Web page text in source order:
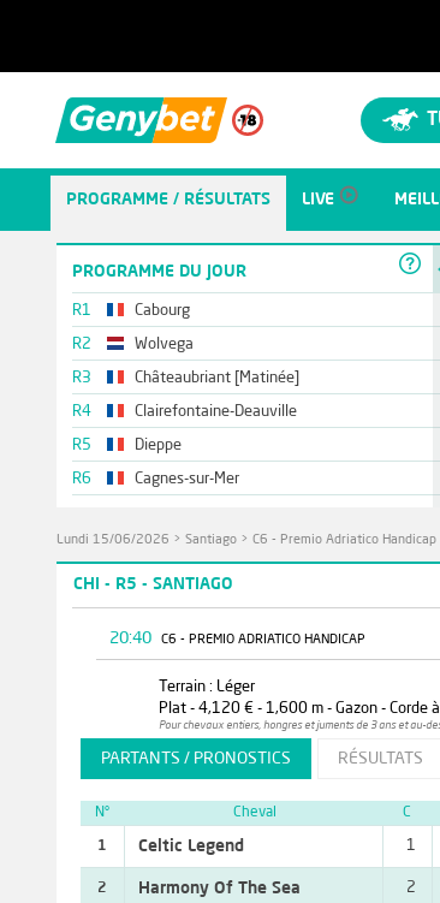
PROGRAMME / RÉSULTATS LIVE
PROGRAMME DU JOUR
R1 Cabourg
R2 Wolvega
R3 Châteaubriant [Matinée]
R4 Clairefontaine-Deauville
R5 Dieppe
R6 Cagnes-sur-Mer
Lundi 15/06/2026 > Santiago > C6 - Premio Adriatico Handicap
CHI - R5 - SANTIAGO
20:40 C6 - PREMIO ADRIATICO HANDICAP
Terrain : Léger
Plat - 4,120 € - 1,600 m - Gazon - Corde
Pour chevaux entiers, hongres et juments de 3 ans et au-
PARTANTS / PRONOSTICS RÉSULTATS
N° Cheval C
1 Celtic Legend 1
2 Harmony Of The Sea 2